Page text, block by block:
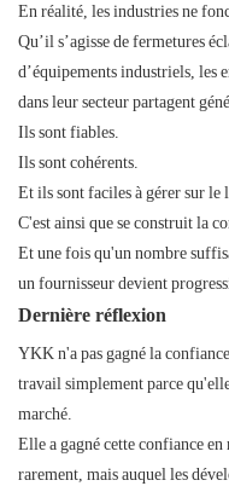
En réalité, les industries ne
Qu’il s’agisse de fermetures
d’équipements industriels, les
dans leur secteur partagent
Ils sont fiables.
Ils sont cohérents.
Et ils sont faciles à gérer sur le
C'est ainsi que se construit la
Et une fois qu'un nombre
un fournisseur devient
Dernière réflexion
YKK n'a pas gagné la
travail simplement parce
marché.
Elle a gagné cette confiance
rarement, mais auquel les